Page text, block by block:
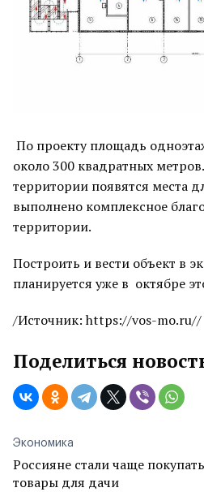
По проекту площадь
около 300 квадратных
территории появятся места
выполнено комплексное
территории.
Построить и вести объект в
планируется уже в октябре
/Источник: https://vos-mo.ru//
Поделиться
Экономика
Россияне стали чаще
товары для дачи